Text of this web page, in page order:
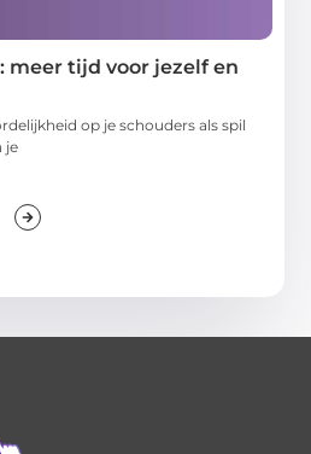
meer tijd voor jezelf en
op je schouders als spil
je